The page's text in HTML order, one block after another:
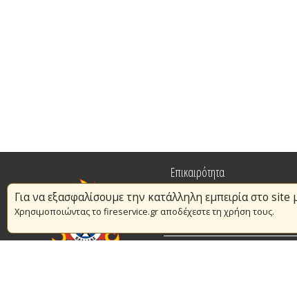
Για να εξασφαλίσουμε την κατάλληλη εμπειρία στο
Χρησιμοποιώντας το fireservice.gr αποδέχεστε τη χρήση τους.
Επικαιρότητα
Πυρασφάλεια